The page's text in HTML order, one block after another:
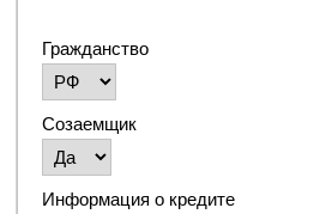
Гражданство
Созаемщик
Информация о кредите